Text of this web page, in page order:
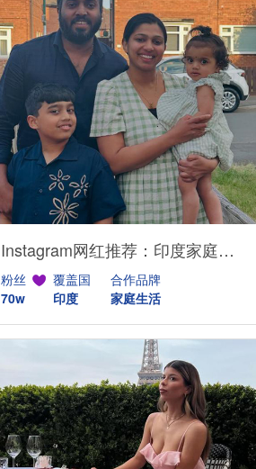
Instagram网红推荐：印度家庭亲子类达人合作资源
粉丝
70w
覆盖国
印度
合作品牌
家庭生活